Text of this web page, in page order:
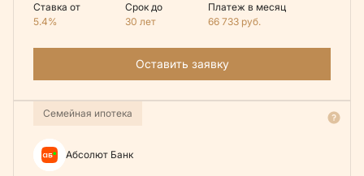
Ставка от
5.4%
Срок до
30 лет
Платеж в месяц
66 733 руб.
Оставить заявку
Семейная ипотека
Абсолют Банк